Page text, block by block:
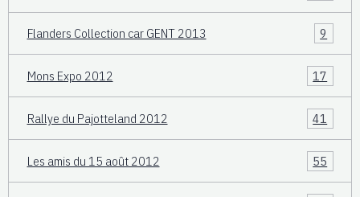
Flanders Collection car GENT 2013 9
Mons Expo 2012 17
Rallye du Pajotteland 2012 41
Les amis du 15 août 2012 55